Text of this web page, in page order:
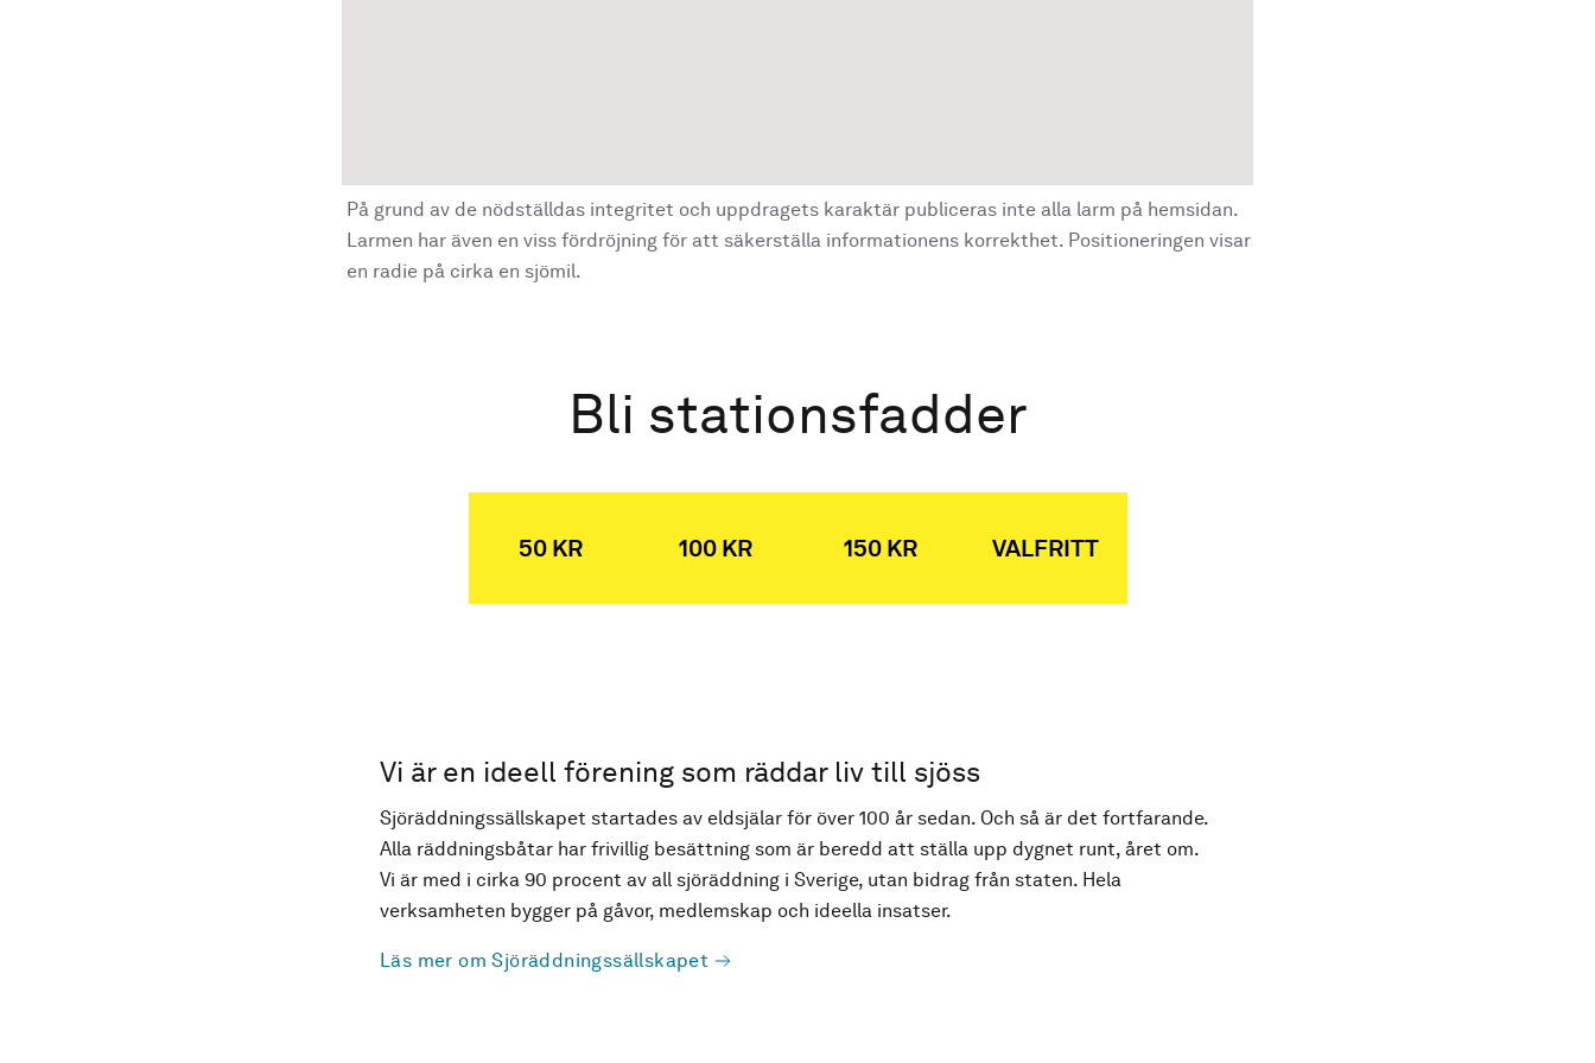
På grund av de nödställdas integritet och uppdragets karaktär publiceras inte alla larm på hemsidan.
Larmen har även en viss fördröjning för att säkerställa informationens korrekthet. Positioneringen visar
en radie på cirka en sjömil.
Bli stationsfadder
50 KR 100 KR 150 KR VALFRITT
Vi är en ideell förening som räddar liv till sjöss
Sjöräddningssällskapet startades av eldsjälar för över 100 år sedan. Och så är det fortfarande.
Alla räddningsbåtar har frivillig besättning som är beredd att ställa upp dygnet runt, året om.
Vi är med i cirka 90 procent av all sjöräddning i Sverige, utan bidrag från staten. Hela
verksamheten bygger på gåvor, medlemskap och ideella insatser.
Läs mer om Sjöräddningssällskapet